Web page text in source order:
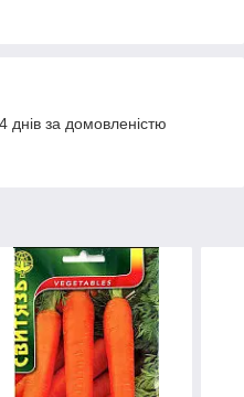
за домовленістю